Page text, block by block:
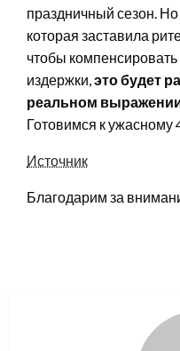
праздничный сезон.
которая заставила
чтобы
издержки,это будет
реальном выражении
Готовимся к ужасному
Источник
Благодарим за